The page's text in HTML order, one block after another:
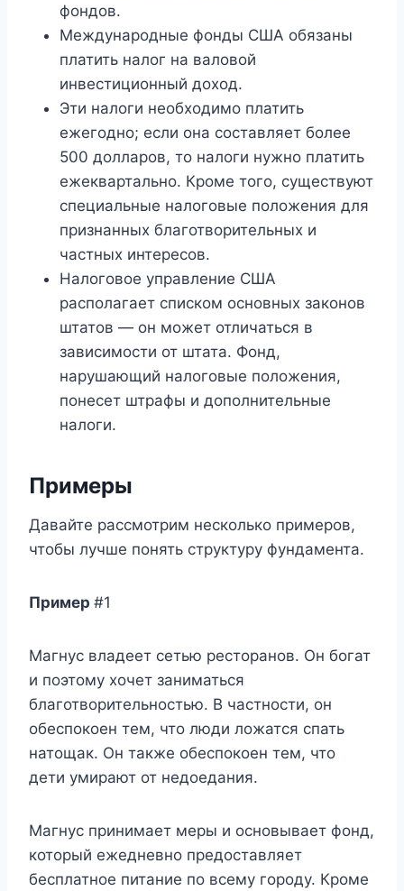
фондов.
Международные фонды США обязаны
платить налог на валовой
инвестиционный доход.
Эти налоги необходимо платить
ежегодно; если она составляет более
500 долларов, то налоги нужно платить
ежеквартально. Кроме того, существуют
специальные налоговые положения для
признанных благотворительных и
частных интересов.
Налоговое управление США
располагает списком основных законов
штатов — он может отличаться в
зависимости от штата. Фонд,
нарушающий налоговые положения,
понесет штрафы и дополнительные
налоги.
Примеры
Давайте рассмотрим несколько примеров,
чтобы лучше понять структуру фундамента.
Пример #1
Магнус владеет сетью ресторанов. Он богат
и поэтому хочет заниматься
благотворительностью. В частности, он
обеспокоен тем, что люди ложатся спать
натощак. Он также обеспокоен тем, что
дети умирают от недоедания.
Магнус принимает меры и основывает фонд,
который ежедневно предоставляет
бесплатное питание по всему городу. Кроме